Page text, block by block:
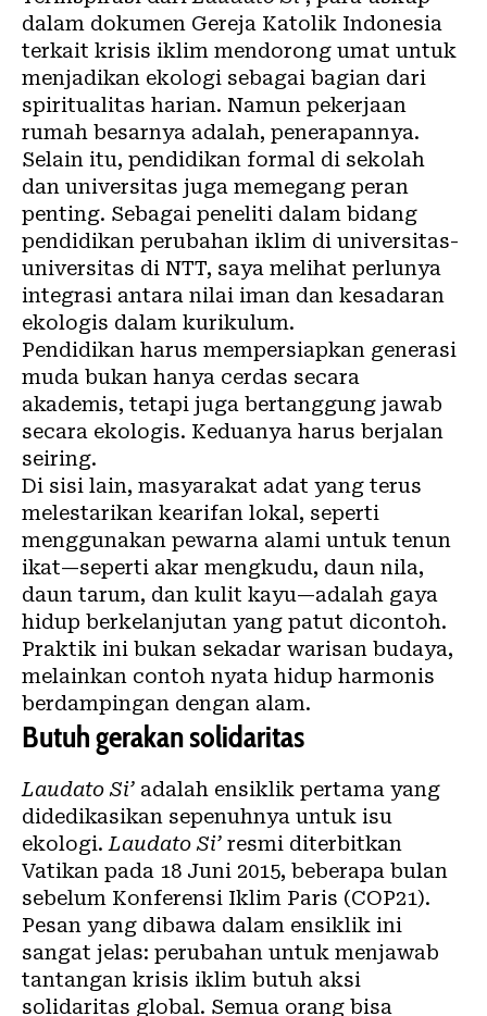
dalam dokumen Gereja Katolik Indonesia
terkait krisis iklim mendorong umat untuk
menjadikan ekologi sebagai bagian dari
spiritualitas harian. Namun pekerjaan
rumah besarnya adalah, penerapannya.
Selain itu, pendidikan formal di sekolah
dan universitas juga memegang peran
penting. Sebagai peneliti dalam bidang
pendidikan perubahan iklim di universitas-
universitas di NTT, saya melihat perlunya
integrasi antara nilai iman dan kesadaran
ekologis dalam kurikulum.
Pendidikan harus mempersiapkan generasi
muda bukan hanya cerdas secara
akademis, tetapi juga bertanggung jawab
secara ekologis. Keduanya harus berjalan
seiring.
Di sisi lain, masyarakat adat yang terus
melestarikan kearifan lokal, seperti
menggunakan pewarna alami untuk tenun
ikat—seperti akar mengkudu, daun nila,
daun tarum, dan kulit kayu—adalah gaya
hidup berkelanjutan yang patut dicontoh.
Praktik ini bukan sekadar warisan budaya,
melainkan contoh nyata hidup harmonis
berdampingan dengan alam.
Butuh gerakan solidaritas
Laudato Si’ adalah ensiklik pertama yang
didedikasikan sepenuhnya untuk isu
ekologi.Laudato Si’ resmi diterbitkan
Vatikan pada 18 Juni 2015, beberapa bulan
sebelum Konferensi Iklim Paris (COP21).
Pesan yang dibawa dalam ensiklik ini
sangat jelas: perubahan untuk menjawab
tantangan krisis iklim butuh aksi
solidaritas global. Semua orang bisa